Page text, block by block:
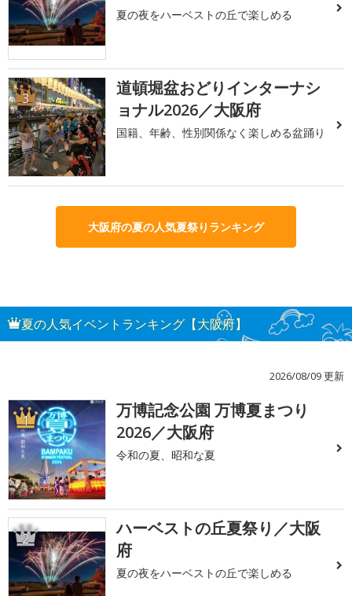
夏の夜をハーベストの丘で楽しめる
3
道頓堀盆おどりインターナシ
ョナル2026／大阪府
国籍、年齢、性別関係なく楽しめる盆踊り
大阪府の夏の人気夏祭りランキング
夏の人気イベントランキング【大阪府】
2026/08/09 更新
1
万博記念公園 万博夏まつり
2026／大阪府
令和の夏、昭和な夏
2
ハーベストの丘夏祭り／大阪
府
夏の夜をハーベストの丘で楽しめる